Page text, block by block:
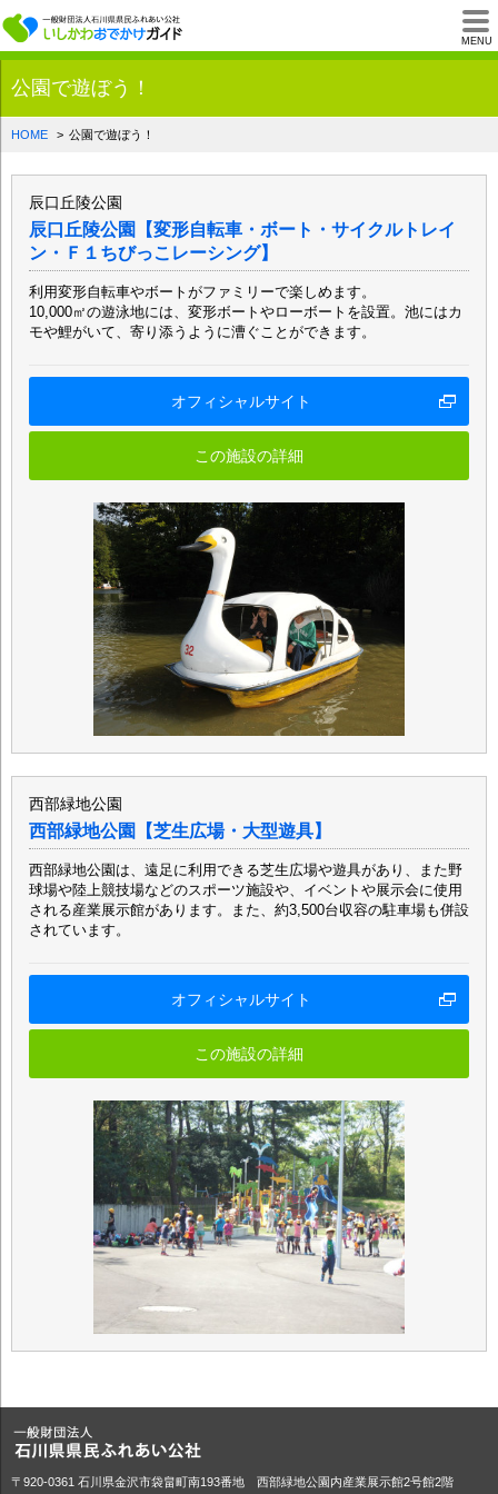
MENU
一般財団法人石川
公園で遊ぼう！
HOME 公園で遊ぼう！
辰口丘陵公園
辰口丘陵公園【変形自転車・ボート・サイクルトレイ
ン・Ｆ１ちびっこレーシング】
利用変形自転車やボートがファミリーで楽しめます。
10,000㎡の遊泳地には、変形ボートやローボートを設置。池にはカ
モや鯉がいて、寄り添うように漕ぐことができます。
オフィシャルサイト
この施設の詳細
西部緑地公園
西部緑地公園【芝生広場・大型遊具】
西部緑地公園は、遠足に利用できる芝生広場や遊具があり、また野
球場や陸上競技場などのスポーツ施設や、イベントや展示会に使用
される産業展示館があります。また、約3,500台収容の駐車場も併設
されています。
オフィシャルサイト
この施設の詳細
〒920-0361 石川県金沢市袋畠町南193番地 西部緑地公園内産業展示館2号館2階